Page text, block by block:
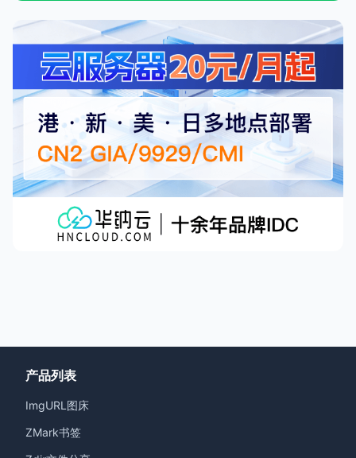
产品列表
ImgURL图床
ZMark书签